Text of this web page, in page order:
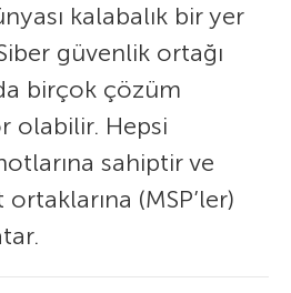
kalabalık bir yer
güvenlik ortağı
birçok çözüm
olabilir. Hepsi
sahiptir ve
(MSP’ler)